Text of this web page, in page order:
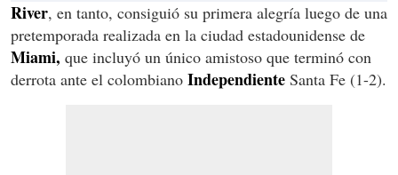
River, en tanto, consiguió su primera alegría luego de una
pretemporada realizada en la ciudad estadounidense de
Miami, que incluyó un único amistoso que terminó con
derrota ante el colombiano Independiente Santa Fe (1-2).